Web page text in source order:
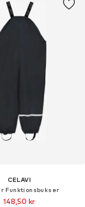
CELAVI
Funktionsbukser
148,50 kr